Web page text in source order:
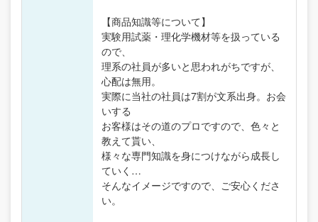
【商品知識等について】
実験用試薬・理化学機材等を扱っている
ので、
理系の社員が多いと思われがちですが、
心配は無用。
実際に当社の社員は7割が文系出身。お会
いする
お客様はその道のプロですので、色々と
教えて貰い、
様々な専門知識を身につけながら成長し
ていく…
そんなイメージですので、ご安心くださ
い。